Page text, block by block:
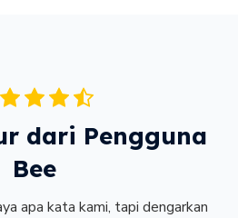
dari Pengguna
Bee
apa kata kami, tapi dengarkan